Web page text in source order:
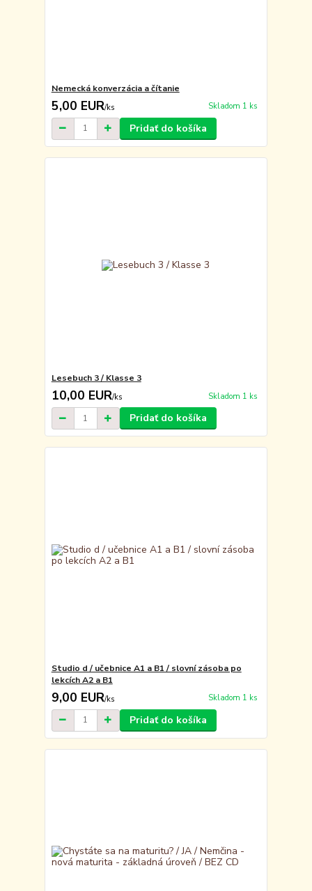
Nemecká konverzácia a čítanie
5,00 EUR/ks Skladom 1 ks
Pridať do košíka
Lesebuch 3 / Klasse 3
10,00 EUR/ks Skladom 1 ks
Pridať do košíka
Studio d / učebnice A1 a B1 / slovní zásoba po
lekcích A2 a B1
9,00 EUR/ks Skladom 1 ks
Pridať do košíka